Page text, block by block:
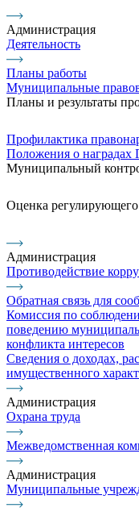
Администрация
Деятельность
Планы работы
Муниципальные
Планы и результаты
Профилактика
Положения о наградах
Муниципальный
Оценка регулирующего
Администрация
Противодействие
Обратная связь для
Комиссия по
поведению
конфликта интересов
Сведения о доходах,
имущественного
Администрация
Охрана труда
Межведомственная
Администрация
Муниципальные